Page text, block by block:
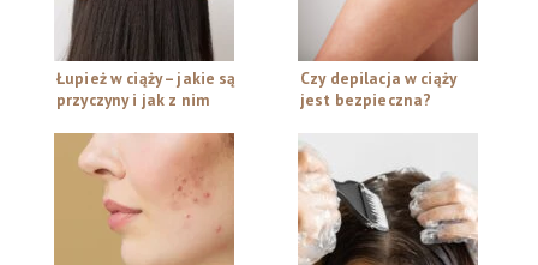
Łupież w ciąży – jakie są
przyczyny i jak z nim
Czy depilacja w ciąży
jest bezpieczna?
ciąży